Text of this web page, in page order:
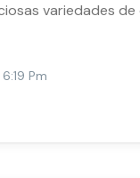
variedades
Pm